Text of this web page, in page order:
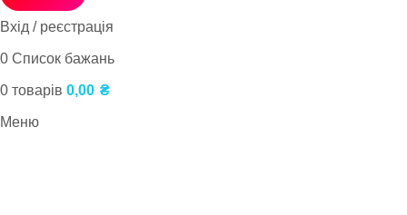
Вхід / реєстрація
0 Список бажань
0 товарів 0,00 ₴
Меню